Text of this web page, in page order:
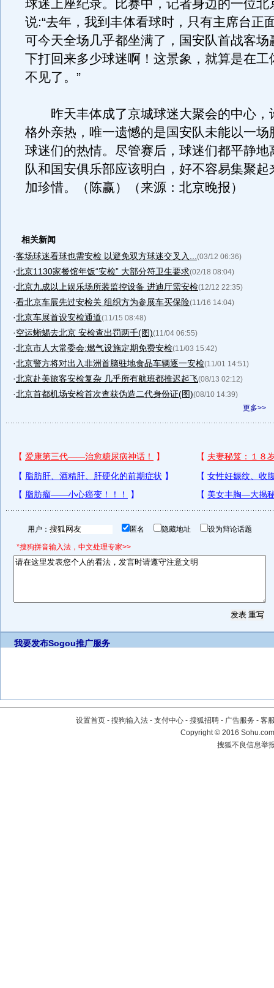
球迷上座纪录。比赛中，记者身边的一位北
说:“去年，我到丰体看球时，只有主席台正
可今天全场几乎都坐满了，国安队首战客场
下打回来多少球迷啊！这景象，就算是在工
不见了。”
昨天丰体成了京城球迷大聚会的中心，
格外亲热，唯一遗憾的是国安队未能以一场
球迷们的热情。尽管赛后，球迷们都平静地
队和国安俱乐部应该明白，好不容易集聚起
加珍惜。（陈赢）（来源：北京晚报）
相关新闻
·客场球迷看球也需安检 以避免双方球迷交叉入... (03/12 06:36)
·北京1130家餐馆年饭“安检” 大部分符卫生要求(02/18 08:04)
·北京九成以上娱乐场所装监控设备 进迪厅需安检(12/12 22:35)
·看北京车展先过安检关 组织方为参展车买保险(11/16 14:04)
·北京车展首设安检通道(11/15 08:48)
·空运蜥蜴去北京 安检查出罚两千(图)(11/04 06:55)
·北京市人大常委会:燃气设施定期免费安检(11/03 15:42)
·北京警方将对出入非洲首脑驻地食品车辆逐一安检(11/01 14:51)
·北京赴美旅客安检复杂 几乎所有航班都推迟起飞(08/13 02:12)
·北京首都机场安检首次查获伪造二代身份证(图)(08/10 14:39)
更多>>
用户： 匿名 隐藏地址 设为辩论话题
*搜狗拼音输入法，中文处理专家>>
我要发布Sogou推广服务
设置首页 - 搜狗输入法 - 支付中心 - 搜狐招聘 - 广告服务 - 客
Copyright©2016
搜狐不良信息举